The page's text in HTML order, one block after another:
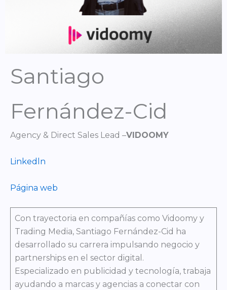
Santiago
Fernández-Cid
Agency & Direct Sales Lead –VIDOOMY
Linkedln
Página web
Con trayectoria en compañías como Vidoomy y
Trading Media, Santiago Fernández-Cid ha
desarrollado su carrera impulsando negocio y
partnerships en el sector digital.
Especializado en publicidad y tecnología, trabaja
ayudando a marcas y agencias a conectar con